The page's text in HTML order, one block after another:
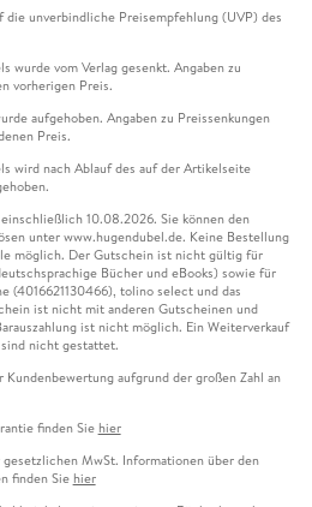
unverbindliche Preisempfehlung (UVP) des
wurde vom Verlag gesenkt. Angaben zu
vorherigen Preis.
aufgehoben. Angaben zu Preissenkungen
Preis.
wird nach Ablauf des auf der Artikelseite
10.08.2026. Sie können den
unter www.hugendubel.de. Keine Bestellung
möglich. Der Gutschein ist nicht gültig für
Bücher und eBooks) sowie für
(4016621130466), tolino select und das
ist nicht mit anderen Gutscheinen und
ist nicht möglich. Ein Weiterverkauf
nicht gestattet.
aufgrund der großen Zahl an
finden Sie hier
MwSt. Informationen über den
finden Sie hier